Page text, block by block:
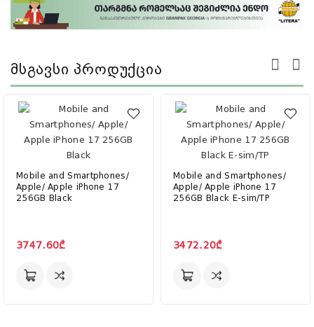
Მსგავსი Პროდუქცია
Mobile and Smartphones/
Apple/ Apple iPhone 17
256GB Black
3747.60₾
Mobile and Smartphones/
Apple/ Apple iPhone 17
256GB Black E-sim/TP
3472.20₾